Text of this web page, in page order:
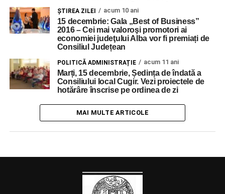
ŞTIREA ZILEI acum 10 ani
15 decembrie: Gala „Best of Business”
2016 – Cei mai valoroşi promotori ai
economiei judeţului Alba vor fi premiați de
Consiliul Județean
POLITICĂ ADMINISTRAȚIE acum 11 ani
Marți, 15 decembrie, Ședința de îndată a
Consiliului local Cugir. Vezi proiectele de
hotărâre înscrise pe ordinea de zi
MAI MULTE ARTICOLE